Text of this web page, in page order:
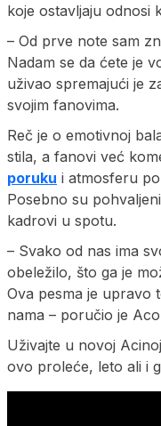
koje ostavljaju odnosi
– Od prve note sam
Nadam se da ćete je
uživao spremajući je
svojim fanovima.
Reč je o emotivnoj
stila, a fanovi već
poruku i atmosferu
Posebno su
kadrovi u spotu.
– Svako od nas ima
obeležilo, što ga je
Ova pesma je upravo
nama – poručio je
Uživajte u novoj
ovo proleće, leto ali i